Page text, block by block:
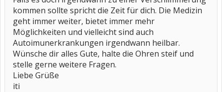
kommen sollte spricht die Zeit für dich. Die Medizin
geht immer weiter, bietet immer mehr
Möglichkeiten und vielleicht sind auch
Autoimunerkrankungen irgendwann heilbar.
Wünsche dir alles Gute, halte die Ohren steif und
stelle gerne weitere Fragen.
Liebe Grüße
iti